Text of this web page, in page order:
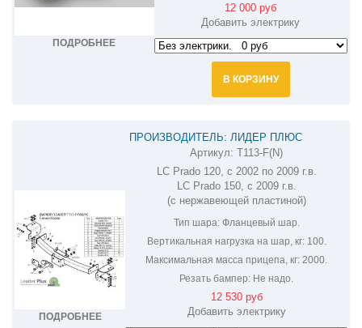
ПОДРОБНЕЕ
12 000 руб
Добавить электрику
В КОРЗИНУ
ПОДРОБНЕЕ
ПРОИЗВОДИТЕЛЬ: ЛИДЕР ПЛЮС
ФАРКОП УЛУЧШЕННЫЙ НА TOYOTA LAND
CRUISER PRADO 150,120 T113-F(N)
Артикул: T113-F(N)
LC Prado 120, с 2002 по 2009 г.в.
LC Prado 150, с 2009 г.в.
(с нержавеющей пластиной)
Тип шара:Фланцевый шар.
Вертикальная нагрузка на шар, кг:100.
Максимальная масса прицепа, кг: 2000.
Резать бампер: Не надо.
12 530 руб
Добавить электрику